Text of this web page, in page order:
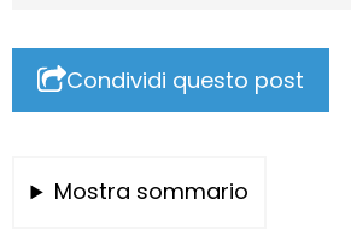
Condividi questo post
Mostra sommario